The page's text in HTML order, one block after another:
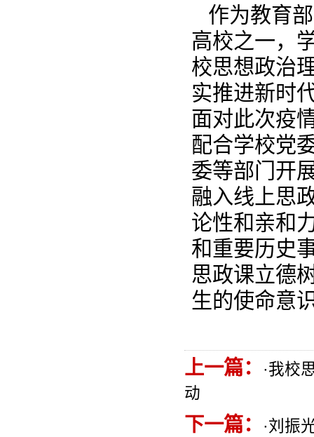
作为教育
高校之一，
校思想政治
实推进新时
面对此次疫
配合学校党
委等部门开
融入线上思
论性和亲和
和重要历史
思政课立德
生的使命意
上一篇： ·我校
动
下一篇： ·刘振